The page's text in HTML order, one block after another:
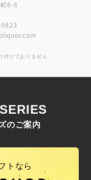
6-6
付けておりません
のご案内
トなら